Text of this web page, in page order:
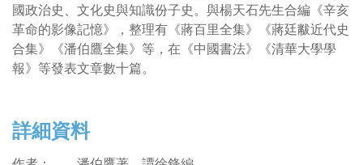
國政治史、文化史與知識份子史。與楊天石先生合編《辛亥
革命的影像記憶》，整理有《蔣百里全集》《蔣廷黻近代史
合集》《潘伯鷹全集》等，在《中國書法》《清華大學學
報》等發表文章數十篇。
詳細資料